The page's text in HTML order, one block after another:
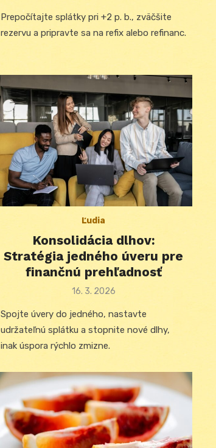
Prepočítajte splátky pri +2 p. b., zväčšite
rezervu a pripravte sa na refix alebo refinanc.
Ľudia
Konsolidácia dlhov:
Stratégia jedného úveru pre
finančnú prehľadnosť
Posted
16. 3. 2026
Spojte úvery do jedného, nastavte
udržateľnú splátku a stopnite nové dlhy,
inak úspora rýchlo zmizne.